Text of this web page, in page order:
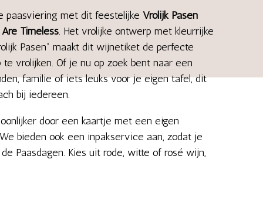
paasviering met dit feestelijke Vrolijk Pasen
Timeless. Het vrolijke ontwerp met kleurrijke
Pasen" maakt dit wijnetiket de perfecte
vrolijken. Of je nu op zoek bent naar een
familie of iets leuks voor je eigen tafel, dit
bij iedereen.
door een kaartje met een eigen
bieden ook een inpakservice aan, zodat je
Paasdagen. Kies uit rode, witte of rosé wijn,